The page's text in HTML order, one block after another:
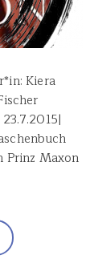
Kiera
Prinz Maxon